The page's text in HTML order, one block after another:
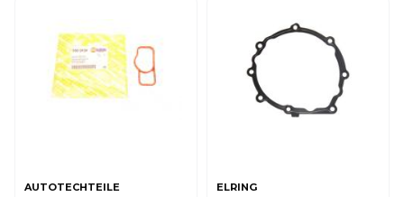
IVECO
JAGUAR
AUTOTECHTEILE ELRING